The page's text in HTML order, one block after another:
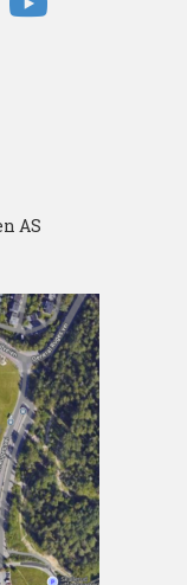
AS